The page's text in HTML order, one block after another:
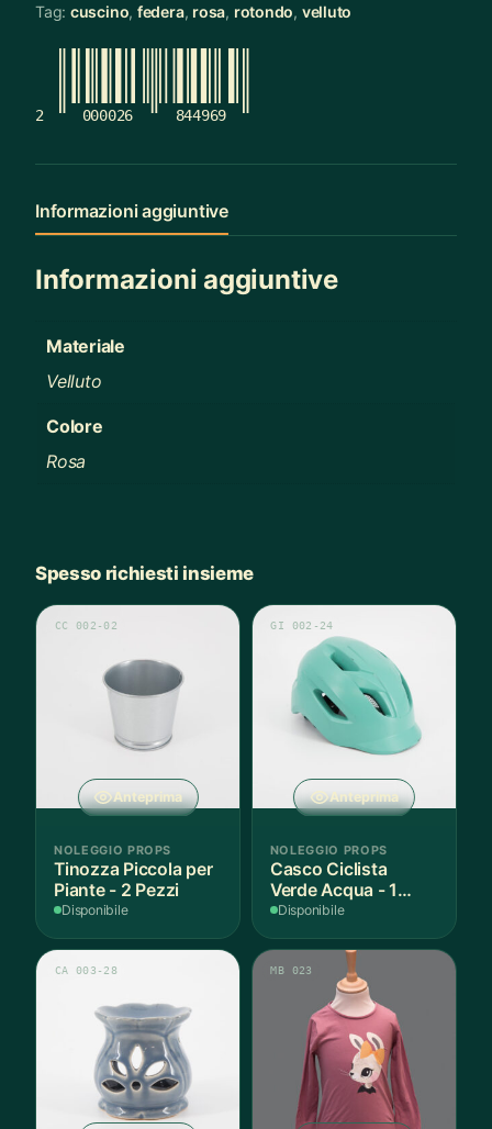
Tag: cuscino, federa, rosa, rotondo, velluto
2 000026 844969
Informazioni aggiuntive
Informazioni aggiuntive
Materiale
Velluto
Colore
Rosa
Spesso richiesti insieme
Anteprima
CC 002-02
NOLEGGIO PROPS
Tinozza Piccola per
Piante - 2 Pezzi
Disponibile
Anteprima
GI 002-24
NOLEGGIO PROPS
Casco Ciclista
Verde Acqua - 1
Pezzo
Disponibile
CA 003-28 MB 023